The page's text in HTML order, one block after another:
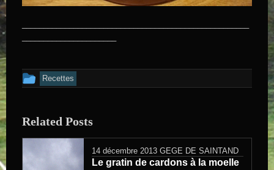
Cet article a été publié dans
Recettes
Related Posts
14 décembre 2013 GEGE DE SAINTAND
Le gratin de cardons à la moelle